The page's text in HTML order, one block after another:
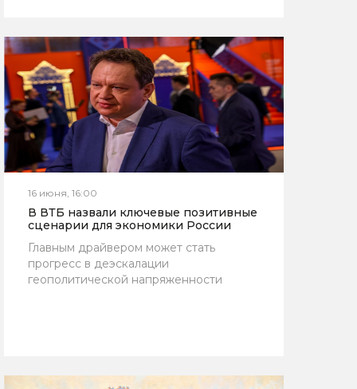
16 июня, 16:00
В ВТБ назвали ключевые позитивные
сценарии для экономики России
Главным драйвером может стать
прогресс в деэскалации
геополитической напряженности